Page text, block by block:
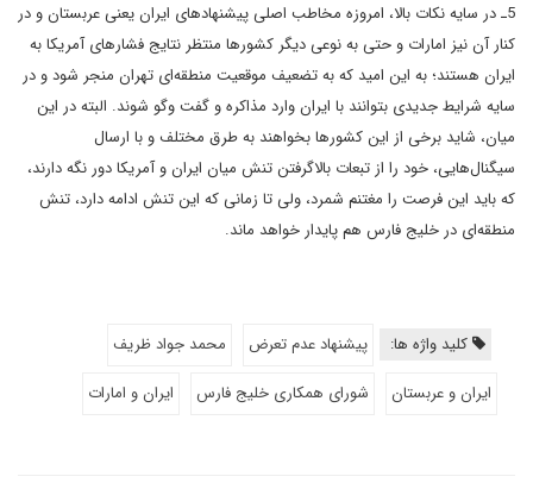
5ـ در سایه نکات بالا، امروزه مخاطب اصلی پیشنهادهای ایران یعنی عربستان و در
کنار آن نیز امارات و حتی به نوعی دیگر کشورها منتظر نتایج فشارهای آمریکا به
ایران هستند؛ به این امید که به تضعیف موقعیت منطقه‌ای تهران منجر شود و در
سایه شرایط جدیدی بتوانند با ایران وارد مذاکره و گفت وگو شوند. البته در این
میان، شاید برخی از این کشورها بخواهند به طرق مختلف و با ارسال
سیگنال‌هایی، خود را از تبعات بالاگرفتن تنش میان ایران و آمریکا دور نگه دارند،
که باید این فرصت را مغتنم شمرد، ولی تا زمانی که این تنش ادامه دارد، تنش
منطقه‌ای در خلیج فارس هم پایدار خواهد ماند.
کلید واژه ها: پیشنهاد عدم تعرض
محمد جواد ظریف
ایران و عربستان
شورای همکاری خلیج فارس ایران و امارات